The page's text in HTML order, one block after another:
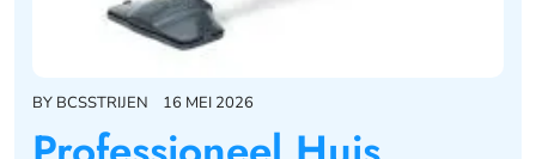
BY BCSSTRIJEN 16 MEI 2026